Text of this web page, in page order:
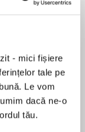
- mici fișiere
tale pe
Le vom
dacă ne-o
tău.